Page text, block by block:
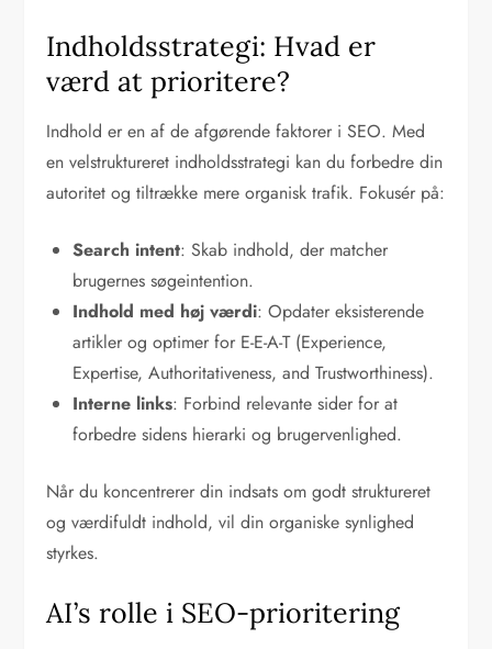
Indholdsstrategi: Hvad er
værd at prioritere?
Indhold er en af de afgørende faktorer i SEO. Med
en velstruktureret indholdsstrategi kan du forbedre din
autoritet og tiltrække mere organisk trafik. Fokusér på:
Search intent: Skab indhold, der matcher
brugernes søgeintention.
Indhold med høj værdi: Opdater eksisterende
artikler og optimer for E-E-A-T (Experience,
Expertise, Authoritativeness, and Trustworthiness).
Interne links: Forbind relevante sider for at
forbedre sidens hierarki og brugervenlighed.
Når du koncentrerer din indsats om godt struktureret
og værdifuldt indhold, vil din organiske synlighed
styrkes.
AI’s rolle i SEO-prioritering